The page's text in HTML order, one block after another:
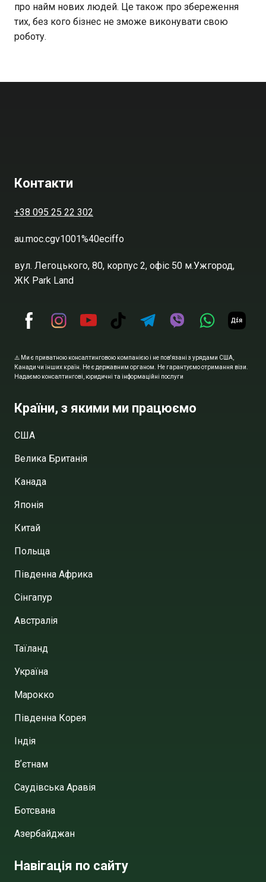
про найм нових людей. Це також про збереження
тих, без кого бізнес не зможе виконувати свою
роботу.
Контакти
+38 095 25 22 302
au.moc.cgv1001%40eciffo
вул. Легоцького, 80, корпус 2, офіс 50 м.Ужгород,
ЖК Park Land
⚠️ Ми є приватною консалтинговою компанією і не пов'язані з урядами США,
Канади чи інших країн. Не є державним органом. Не гарантуємо отримання візи.
Надаємо консалтингові, юридичні та інформаційні послуги
Країни, з якими ми працюємо
США
Велика Британія
Канада
Японія
Китай
Польща
Південна Африка
Сінгапур
Австралія
Таїланд
Україна
Марокко
Південна Корея
Індія
Вʼєтнам
Саудівська Аравія
Ботсвана
Азербайджан
Навігація по сайту